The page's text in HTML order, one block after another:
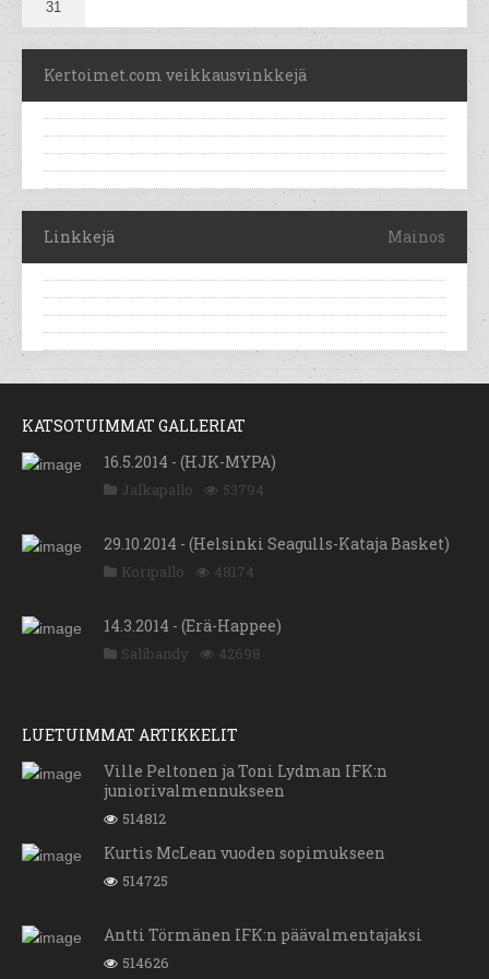
31
Kertoimet.com veikkausvinkkejä
Linkkejä Mainos
KATSOTUIMMAT GALLERIAT
16.5.2014 - (HJK-MYPA)
Jalkapallo 53794
29.10.2014 - (Helsinki Seagulls-Kataja Basket)
Koripallo 48174
14.3.2014 - (Erä-Happee)
Salibandy 42698
LUETUIMMAT ARTIKKELIT
Ville Peltonen ja Toni Lydman IFK:n
juniorivalmennukseen
514812
Kurtis McLean vuoden sopimukseen
514725
Antti Törmänen IFK:n päävalmentajaksi
514626